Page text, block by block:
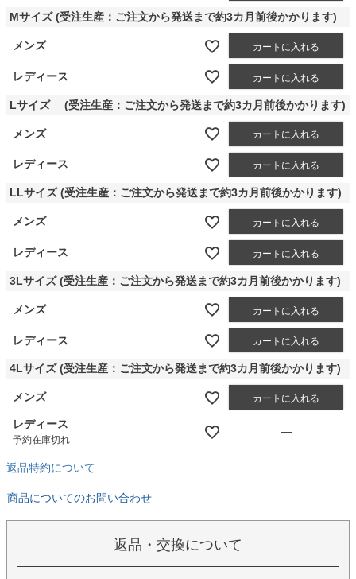
Mサイズ (受注生産：ご注文から発送まで約3カ月前後かかります)
メンズ カートに入れる
レディース カートに入れる
Lサイズ (受注生産：ご注文から発送まで約3カ月前後かかります)
メンズ カートに入れる
レディース カートに入れる
LLサイズ (受注生産：ご注文から発送まで約3カ月前後かかります)
メンズ カートに入れる
レディース カートに入れる
3Lサイズ (受注生産：ご注文から発送まで約3カ月前後かかります)
メンズ カートに入れる
レディース カートに入れる
4Lサイズ (受注生産：ご注文から発送まで約3カ月前後かかります)
メンズ カートに入れる
レディース
予約在庫切れ
—
返品特約について
商品についてのお問い合わせ
返品・交換について